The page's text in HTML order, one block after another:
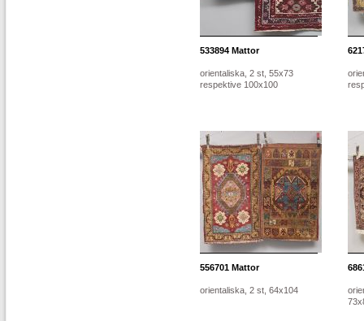
533894 Mattor
orientaliska, 2 st, 55x73
respektive 100x100
556701 Mattor
orientaliska, 2 st, 64x104